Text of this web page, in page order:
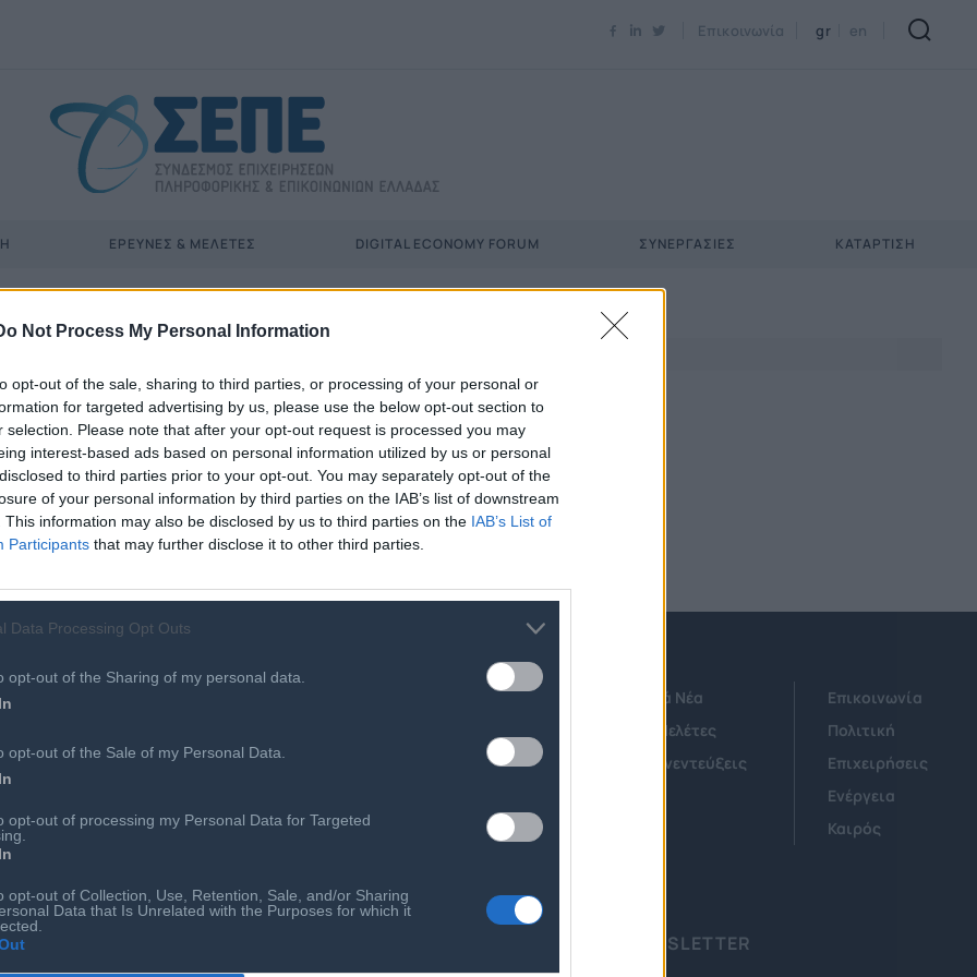
Not Process My Personal Information
opt-out of the sale, sharing to third parties, or processing of your personal or
for targeted advertising by us, please use the below opt-out section to
selection. Please note that after your opt-out request is processed you may
interest-based ads based on personal information utilized by us or personal
to third parties prior to your opt-out. You may separately opt-out of the
of your personal information by third parties on the IAB’s list of downstream
This information may also be disclosed by us to third parties on the IAB’s List of
Participants that may further disclose it to other third parties.
Data Processing Opt Outs
opt-out of the Sharing of my personal data.
opt-out of the Sale of my Personal Data.
opt-out of processing my Personal Data for Targeted
opt-out of Collection, Use, Retention, Sale, and/or Sharing
Data that Is Unrelated with the Purposes for which it
Επικοινωνία gr en
ΈΡΕΥΝΕΣ & ΜΕΛΈΤΕΣ DIGITAL ECONOMY FORUM ΣΥΝΕΡΓΑΣΊΕΣ ΚΑΤΆΡΤΙΣΗ
Όργανα
Προκηρύξεις - Διαβουλεύσεις
Ο ΣΕΠΕ είναι Μέλος Διεθνών Οργανισμών
Τεχνολογικά Νέα
Έρευνες - Μελέτες
Άρθρα & Συνεντεύξεις
Επικοινωνία
Πολιτική
Επιχειρήσεις
Ενέργεια
Καιρός
BRONZE AWARD ΕΓΓΡΑΦΗ ΣΤΟ NEWSLETTER
Newsletter Email*